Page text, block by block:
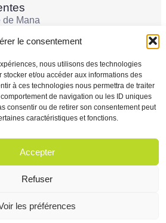
le consentement
nous utilisons des technologies
et/ou accéder aux informations des
à ces technologies nous permettra de traiter
de navigation ou les ID uniques
consentir ou de retirer son consentement peut
caractéristiques et fonctions.
Accepter
Refuser
les préférences
de Mana
Extraordinaire se tiendra le
de Mana
A LA POPULATION Panne des
sur le territoire de Mana
tous droits réservés – Crédit photo